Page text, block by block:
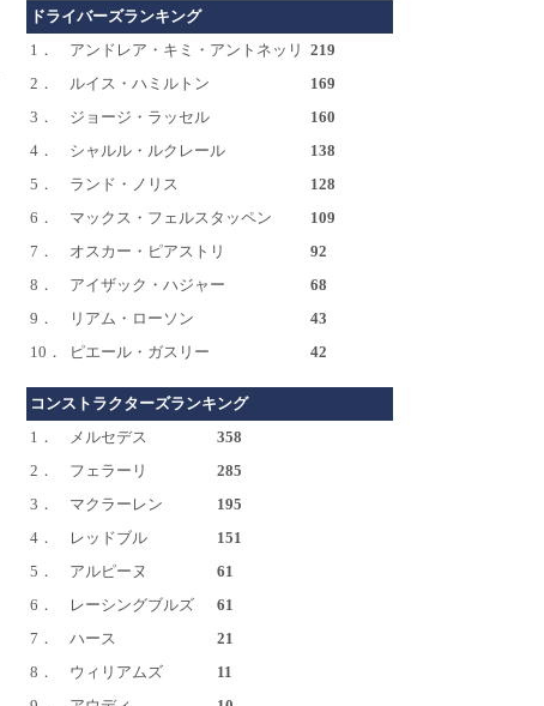
ドライバーズランキング
1．
アンドレア・キミ・アントネッリ 219
2．
ルイス・ハミルトン
169
3．
ジョージ・ラッセル
160
4．
シャルル・ルクレール
138
5．
ランド・ノリス
128
6．
マックス・フェルスタッペン
109
7．
オスカー・ピアストリ
92
8．
アイザック・ハジャー
68
9．
リアム・ローソン
43
10．
ピエール・ガスリー 42
コンストラクターズランキング
1．
メルセデス
358
2．
フェラーリ
285
3．
マクラーレン
195
4．
レッドブル
151
5．
アルピーヌ
61
6．
レーシングブルズ
61
7．
ハース
21
8．
ウィリアムズ
11